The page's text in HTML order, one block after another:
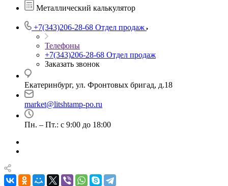
Металлический калькулятор
+7(343)206-28-68 Отдел продаж
Телефоны
+7(343)206-28-68 Отдел продаж
Заказать звонок
Екатеринбург, ул. Фронтовых бригад, д.18
market@litshtamp-po.ru
Пн. – Пт.: с 9:00 до 18:00